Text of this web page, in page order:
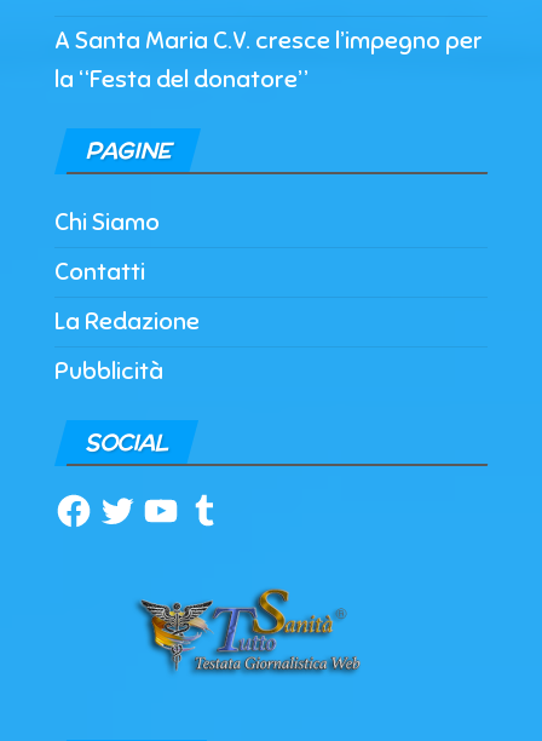
A Santa Maria C.V. cresce l’impegno per
la “Festa del donatore”
PAGINE
Chi Siamo
Contatti
La Redazione
Pubblicità
SOCIAL
Facebook
TwitterYouTubeTumblr